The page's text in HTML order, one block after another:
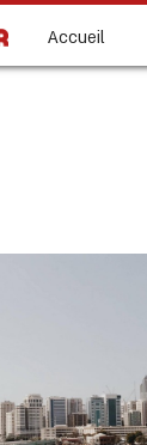
Accueil